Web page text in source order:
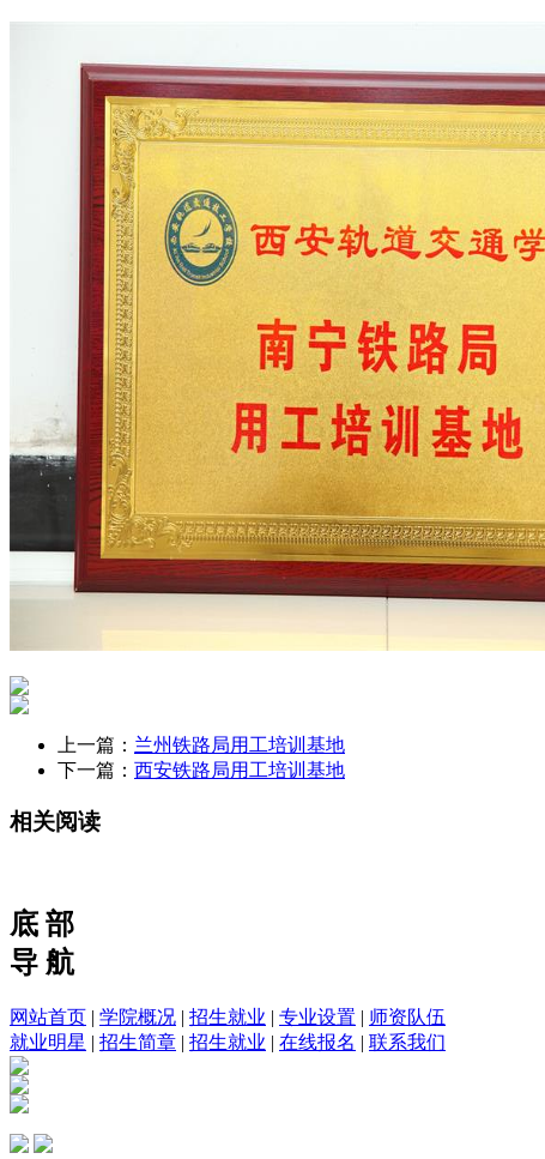
上一篇： 兰州铁路局用工培训基地
下一篇： 西安铁路局用工培训基地
相关阅读
底 部
导 航
网站首页 | 学院概况 | 招生就业 | 专业设置 | 师资队伍
就业明星 | 招生简章 | 招生就业 | 在线报名 | 联系我们